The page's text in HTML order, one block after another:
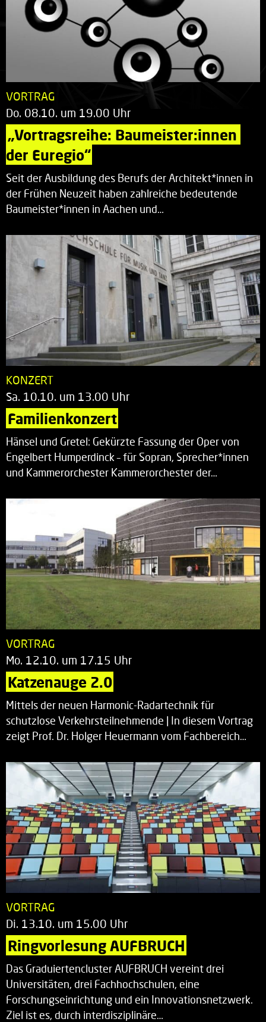
VORTRAG
Do. 08.10. um 19.00 Uhr
„Vortragsreihe: Baumeister:innen
der Euregio“
Seit der Ausbildung des Berufs der Architekt*innen in
der Frühen Neuzeit haben zahlreiche bedeutende
Baumeister*innen in Aachen und…
KONZERT
Sa. 10.10. um 13.00 Uhr
Familienkonzert
Hänsel und Gretel: Gekürzte Fassung der Oper von
Engelbert Humperdinck – für Sopran, Sprecher*innen
und Kammerorchester Kammerorchester der…
VORTRAG
Mo. 12.10. um 17.15 Uhr
Katzenauge 2.0
Mittels der neuen Harmonic-Radartechnik für
schutzlose Verkehrsteilnehmende | In diesem Vortrag
zeigt Prof. Dr. Holger Heuermann vom Fachbereich…
VORTRAG
Di. 13.10. um 15.00 Uhr
Ringvorlesung AUFBRUCH
Das Graduiertencluster AUFBRUCH vereint drei
Universitäten, drei Fachhochschulen, eine
Forschungseinrichtung und ein Innovationsnetzwerk.
Ziel ist es, durch interdisziplinäre…